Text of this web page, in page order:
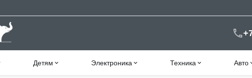
Детям Электроника Техника Авто